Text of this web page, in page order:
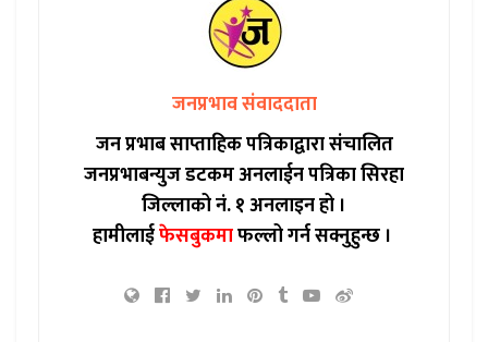
जनप्रभाव संवाददाता
जन प्रभाब साप्ताहिक पत्रिकाद्वारा संचालित
जनप्रभाबन्युज डटकम अनलाईन पत्रिका सिरहा
जिल्लाको नं. १ अनलाइन हो ।
हामीलाईफेसबुकमाफल्लो गर्न सक्नुहुन्छ ।